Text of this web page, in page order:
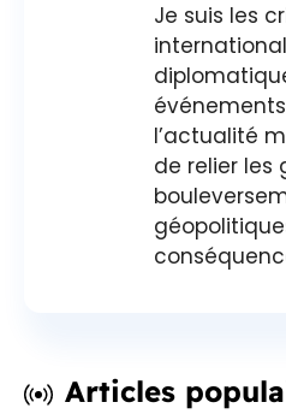
Je suis les
l’actualité
de relier les
Articles